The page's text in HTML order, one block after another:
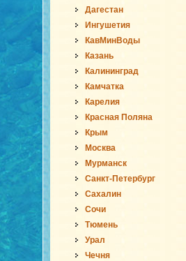
Дагестан
Ингушетия
КавМинВоды
Казань
Калининград
Камчатка
Карелия
Красная Поляна
Крым
Москва
Мурманск
Санкт-Петербург
Сахалин
Сочи
Тюмень
Урал
Чечня